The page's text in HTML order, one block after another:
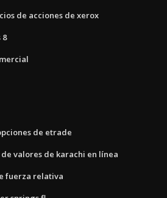
de acciones de xerox
8
de etrade
valores de karachi en línea
fuerza relativa